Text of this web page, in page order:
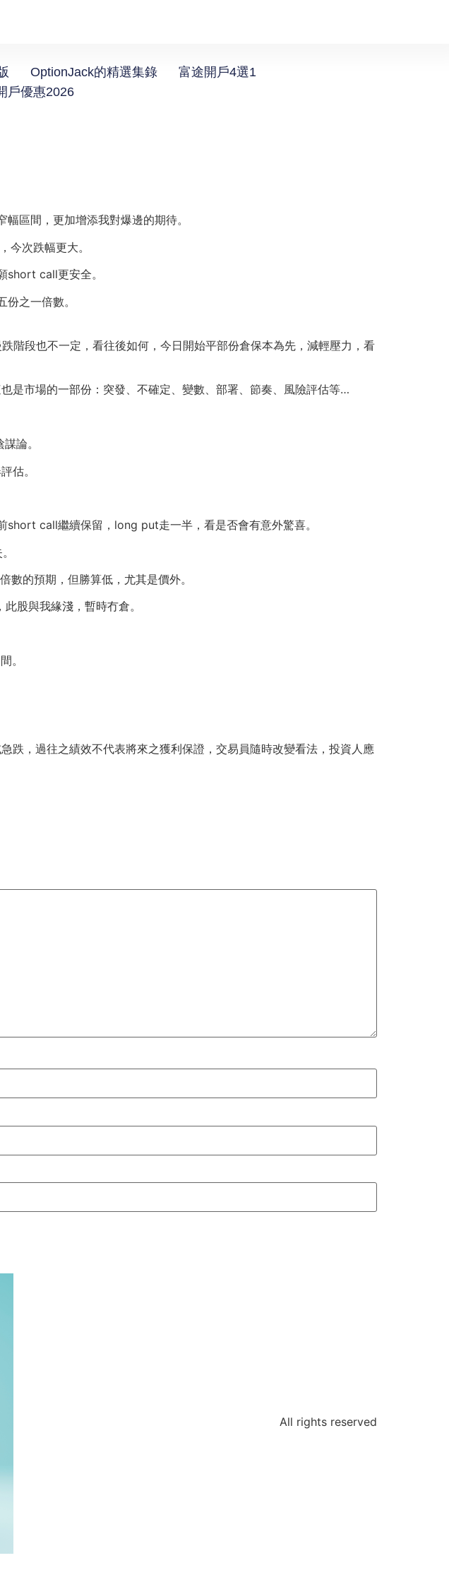
OptionJack的精選集錄
富途開戶4選1
戶優惠2026
區間，更加增添我對爆邊的期待。
今次跌幅更大。
short call更安全。
之一倍數。
階段也不一定，看往後如何，今日開始平部份倉保本為先，減輕壓力，看
是市場的一部份：突發、不確定、變數、部署、節奏、風險評估等…
論。
估。
call繼續保留，long put走一半，看是否會有意外驚喜。
的預期，但勝算低，尤其是價外。
股與我緣淺，暫時冇倉。
。
跌，過往之績效不代表將來之獲利保證，交易員隨時改變看法，投資人應
All rights reserved